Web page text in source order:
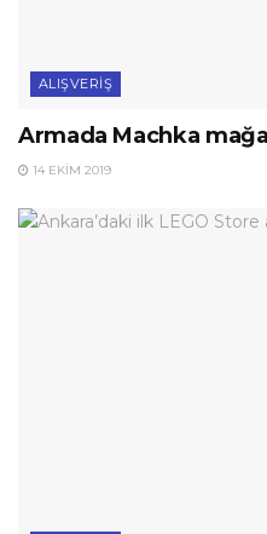
ALIŞVERIŞ
Armada Machka
14 EKIM 2019